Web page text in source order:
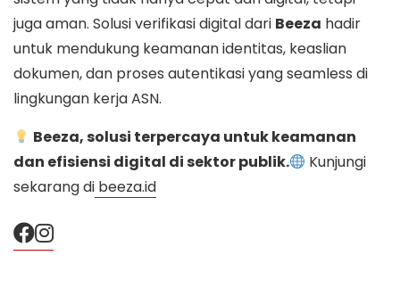
juga aman. Solusi verifikasi digital dari Beeza hadir
untuk mendukung keamanan identitas, keaslian
dokumen, dan proses autentikasi yang seamless di
lingkungan kerja ASN.
Beeza, solusi terpercaya untuk keamanan
dan efisiensi digital di sektor publik.
Kunjungi
sekarang di beeza.id